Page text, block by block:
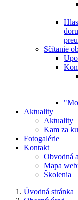
Sčítanie
Aktuality
Aktuality
Kam za
Fotogalérie
Kontakt
Obvodná
Mapa
Školenia
Úvodná stránka